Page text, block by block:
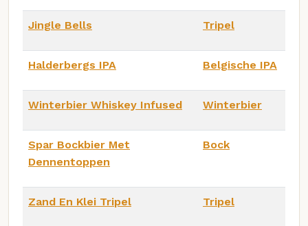
Jingle Bells Tripel
Halderbergs IPA Belgische IPA
Winterbier Whiskey Infused Winterbier
Spar Bockbier Met
Dennentoppen
Bock
Zand En Klei Tripel Tripel